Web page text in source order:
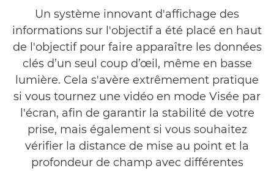
Un système innovant d'affichage des
informations sur l'objectif a été placé en haut
de l'objectif pour faire apparaître les données
clés d’un seul coup d’œil, même en basse
lumière. Cela s'avère extrêmement pratique
si vous tournez une vidéo en mode Visée par
l'écran, afin de garantir la stabilité de votre
prise, mais également si vous souhaitez
vérifier la distance de mise au point et la
profondeur de champ avec différentes